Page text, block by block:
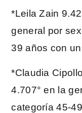
*Leila Zain
general por
39 años con un
*Claudia
4.707° en la
categoría 45-